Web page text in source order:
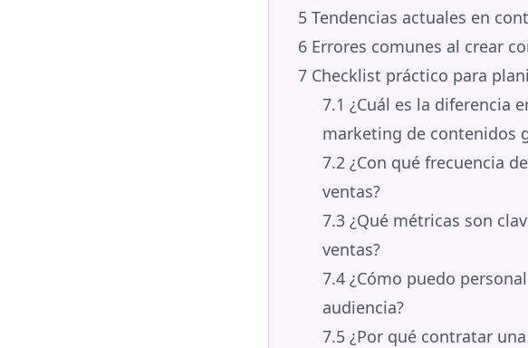
5 Tendencias actuales en
6 Errores comunes al crear
7 Checklist práctico para
7.1 ¿Cuál es la diferencia
marketing de contenidos
7.2 ¿Con qué frecuencia
ventas?
7.3 ¿Qué métricas son
ventas?
7.4 ¿Cómo puedo
audiencia?
7.5 ¿Por qué contratar